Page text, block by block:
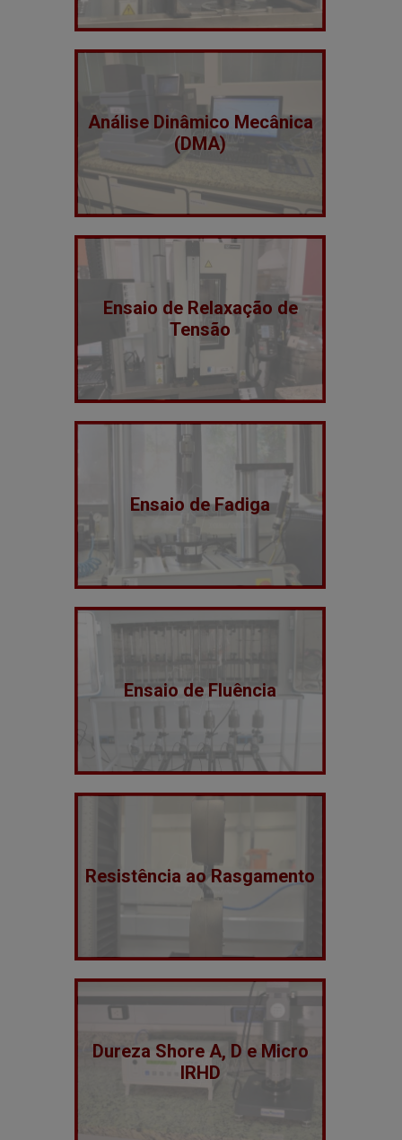
Análise Dinâmico Mecânica
(DMA)
Ensaio de Relaxação de
Tensão
Ensaio de Fadiga
Ensaio de Fluência
Resistência ao Rasgamento
Dureza Shore A, D e Micro
IRHD